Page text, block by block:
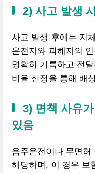
2) 사고 발생
사고 발생 후에는 지
운전자와 피해자의
명확히 기록하고 전
비율 산정을 통해 배
3) 면책 사유
있음
음주운전이나 무면허
해당하며, 이 경우 보